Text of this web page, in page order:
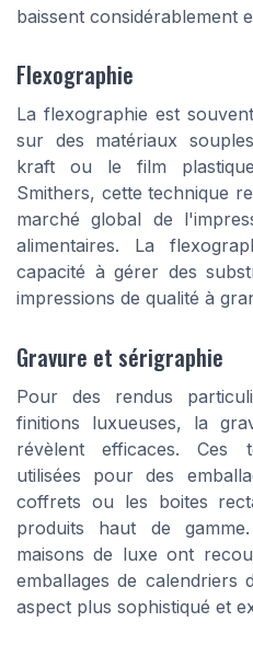
baissent considérablement
Flexographie
La flexographie est
sur des matériaux
kraft ou le film
Smithers, cette technique
marché global de
alimentaires. La
capacité à gérer des
impressions de qualité à
Gravure et sérigraphie
Pour des rendus
finitions luxueuses, la
révèlent efficaces. Ces
utilisées pour des
coffrets ou les boites
produits haut de
maisons de luxe ont
emballages de calendriers
aspect plus sophistiqué et